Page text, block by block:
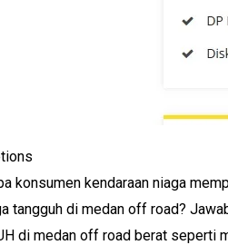
konsumen kendaraan niaga
tangguh di medan off road?
di medan off road berat seperti